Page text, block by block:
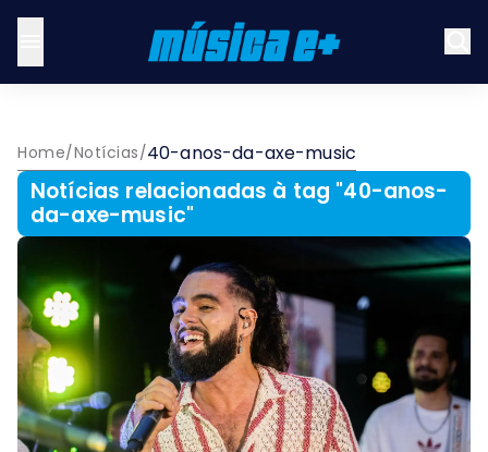
Home/Notícias/40-anos-da-axe-music
Notícias relacionadas à tag "40-anos-
da-axe-music"